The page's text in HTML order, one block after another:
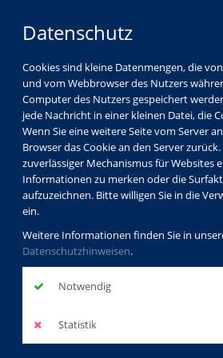
Datenschutz
Cookies sind kleine Datenmengen, die
und vom Webbrowser des Nutzers
Computer des Nutzers gespeichert
jede Nachricht in einer kleinen Datei, die
Wenn Sie eine weitere Seite vom Server
Browser das Cookie an den Server
zuverlässiger Mechanismus für Websites
Informationen zu merken oder die
aufzuzeichnen. Bitte willigen Sie in die
ein.
Weitere Informationen finden Sie in
Datenschutzhinweisen.
Notwendig
Statistik